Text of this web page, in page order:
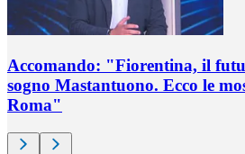
Accomando: "Fiorentina, il
sogno Mastantuono. Ecco le
Roma"